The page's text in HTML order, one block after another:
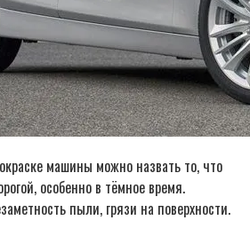
машины можно назвать то, что
особенно в тёмное время.
пыли, грязи на поверхности.